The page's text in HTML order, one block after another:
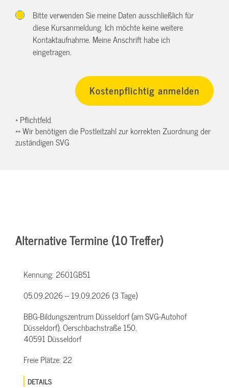
Bitte verwenden Sie meine Daten ausschließlich für
diese Kursanmeldung. Ich möchte keine weitere
Kontaktaufnahme. Meine Anschrift habe ich
eingetragen.
* Pflichtfeld
** Wir benötigen die Postleitzahl zur korrekten Zuordnung der
zuständigen SVG
Alternative Termine (10 Treffer)
Kennung:2601GB51
05.09.2026 – 19.09.2026 (3 Tage)
BBG-Bildungszentrum Düsseldorf (am SVG-Autohof
Düsseldorf), Oerschbachstraße 150,
40591 Düsseldorf
Freie Plätze:22
DETAILS